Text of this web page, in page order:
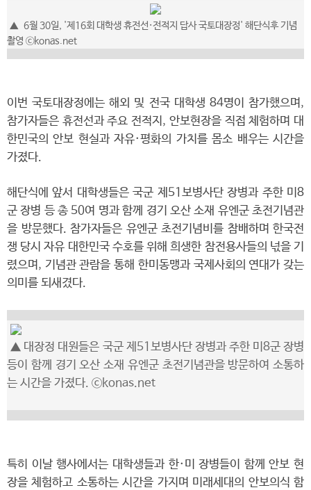
▲ 6월 30일, '제16회 대학생 휴전선·전적지 답사 국토대장정' 해단식후 기념
촬영 ⓒkonas.net
이번 국토대장정에는 해외 및 전국 대학생 84명이 참가했으며,
참가자들은 휴전선과 주요 전적지, 안보현장을 직접 체험하며 대
한민국의 안보 현실과 자유·평화의 가치를 몸소 배우는 시간을
가졌다.
해단식에 앞서 대학생들은 국군 제51보병사단 장병과 주한 미8
군 장병 등 총 50여 명과 함께 경기 오산 소재 유엔군 초전기념관
을 방문했다. 참가자들은 유엔군 초전기념비를 참배하며 한국전
쟁 당시 자유 대한민국 수호를 위해 희생한 참전용사들의 넋을 기
렸으며, 기념관 관람을 통해 한미동맹과 국제사회의 연대가 갖는
의미를 되새겼다.
▲ 대장정 대원들은 국군 제51보병사단 장병과 주한 미8군 장병
등이 함께 경기 오산 소재 유엔군 초전기념관을 방문하여 소통하
는 시간을 가졌다. ⓒkonas.net
특히 이날 행사에서는 대학생들과 한·미 장병들이 함께 안보 현
장을 체험하고 소통하는 시간을 가지며 미래세대의 안보의식 함